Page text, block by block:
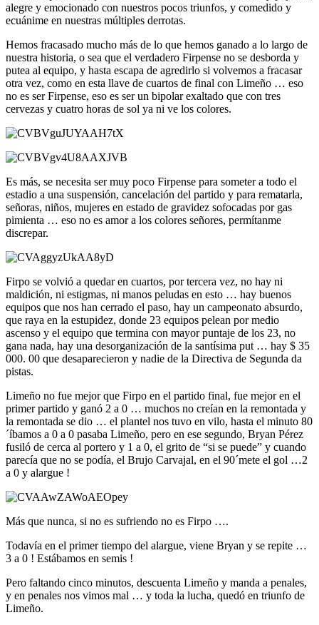
alegre y emocionado con nuestros pocos triunfos, y comedido y
ecuánime en nuestras múltiples derrotas.
Hemos fracasado mucho más de lo que hemos ganado a lo largo de
nuestra historia, o sea que el verdadero Firpense no se desborda y
putea al equipo, y hasta escapa de agredirlo si volvemos a fracasar
otra vez, como en esta llave de cuartos de final con Limeño … eso
no es ser Firpense, eso es ser un bipolar exaltado que con tres
cervezas y cuatro horas de sol ya ni ve los colores.
Es más, se necesita ser muy poco Firpense para someter a todo el
estadio a una suspensión, cancelación del partido y para rematarla,
señoras, niños, mujeres en estado de gravidez sofocadas por gas
pimienta … eso no es amor a los colores señores, permítanme
discrepar.
Firpo se volvió a quedar en cuartos, por tercera vez, no hay ni
maldición, ni estigmas, ni manos peludas en esto … hay buenos
equipos que nos han cerrado el paso, hay un campeonato absurdo,
que raya en la estupidez, donde 23 equipos pelean por medio
ascenso y el equipo que termina con mayor puntaje de los 23, no
gana nada, hay una desorganización de la santísima put … hay $ 35
000. 00 que desaparecieron y nadie de la Directiva de Segunda da
pistas.
Limeño no fue mejor que Firpo en el partido final, fue mejor en el
primer partido y ganó 2 a 0 … muchos no creían en la remontada y
la remontada se dio … el plantel nos tuvo en vilo, hasta el minuto 80
´íbamos a 0 a 0 pasaba Limeño, pero en ese segundo, Bryan Pérez
fusiló de cerca al portero y 1 a 0, el grito de “si se puede” y cuando
parecía que no se podía, el Brujo Carvajal, en el 90´mete el gol …2
a 0 y alargue !
Más que nunca, si no es sufriendo no es Firpo ….
Todavía en el primer tiempo del alargue, viene Bryan y se repite …
3 a 0 ! Estábamos en semis !
Pero faltando cinco minutos, descuenta Limeño y manda a penales,
y en penales nos vimos mal … y toda la lucha, quedó en triunfo de
Limeño.